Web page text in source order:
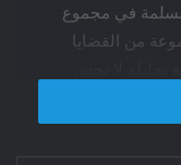
في مجموع
من القضايا
مغربي ،متمكن قادر
فيه تحديات